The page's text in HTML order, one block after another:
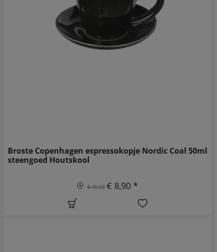
Broste Copenhagen espressokopje Nordic Coal 50ml
steengoed Houtskool
€ 15,90 € 8,90 *